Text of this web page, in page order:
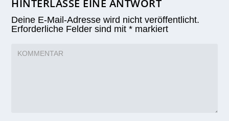
HINTERLASSE EINE ANTWORT
Deine E-Mail-Adresse wird nicht veröffentlicht.
Erforderliche Felder sind mit* markiert